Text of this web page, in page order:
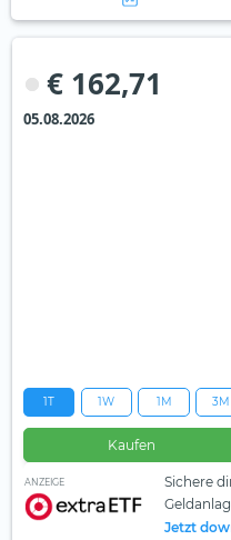
€ 162,71
05.08.2026
1T 1W 1M 3M
Kaufen
ANZEIGE
Sichere
Jetzt